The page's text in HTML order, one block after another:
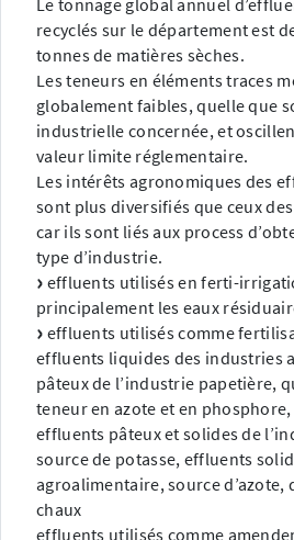
Le tonnage global annuel
recyclés sur le département est
tonnes de matières sèches.
Les teneurs en éléments traces
globalement faibles, quelle que
industrielle concernée, et
valeur limite réglementaire.
Les intérêts agronomiques des
sont plus diversifiés que ceux
car ils sont liés aux process
type d’industrie.
effluents utilisés en ferti-
principalement les eaux
effluents utilisés comme
effluents liquides des industries
pâteux de l’industrie papetière,
teneur en azote et en
effluents pâteux et solides de
source de potasse, effluents
agroalimentaire, source d’azote,
chaux
effluents utilisés comme